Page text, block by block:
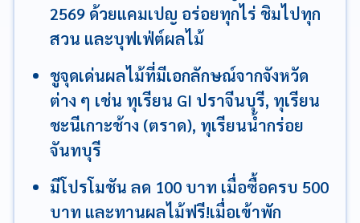
2569 ด้วยแคมเปญ อร่อยทุกไร่ ชิมไปทุก
สวน และบุฟเฟ่ต์ผลไม้
ชูจุดเด่นผลไม้ที่มีเอกลักษณ์จากจังหวัด
ต่าง ๆ เช่น ทุเรียน GI ปราจีนบุรี, ทุเรียน
ชะนีเกาะช้าง (ตราด), ทุเรียนน้ำกร่อย
จันทบุรี
มีโปรโมชัน ลด 100 บาท เมื่อซื้อครบ 500
บาท และทานผลไม้ฟรี!เมื่อเข้าพัก